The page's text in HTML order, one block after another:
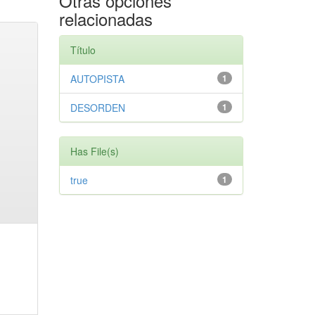
relacionadas
Título
1
AUTOPISTA
1
DESORDEN
Has File(s)
1
true